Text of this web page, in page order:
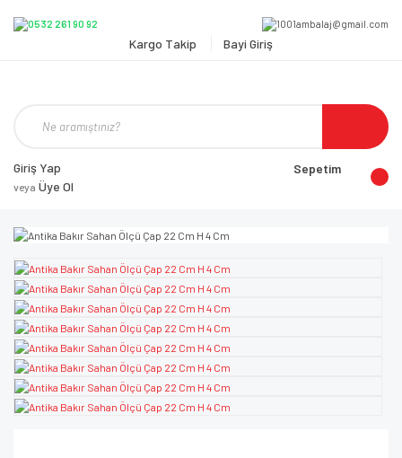
Kargo Takip Bayi Giriş
Giriş Yap
veya Üye Ol
Sepetim